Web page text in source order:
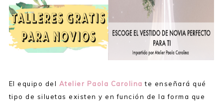
El equipo del Atelier Paola Carolina te enseñará qué
tipo de siluetas existen y en función de la forma que